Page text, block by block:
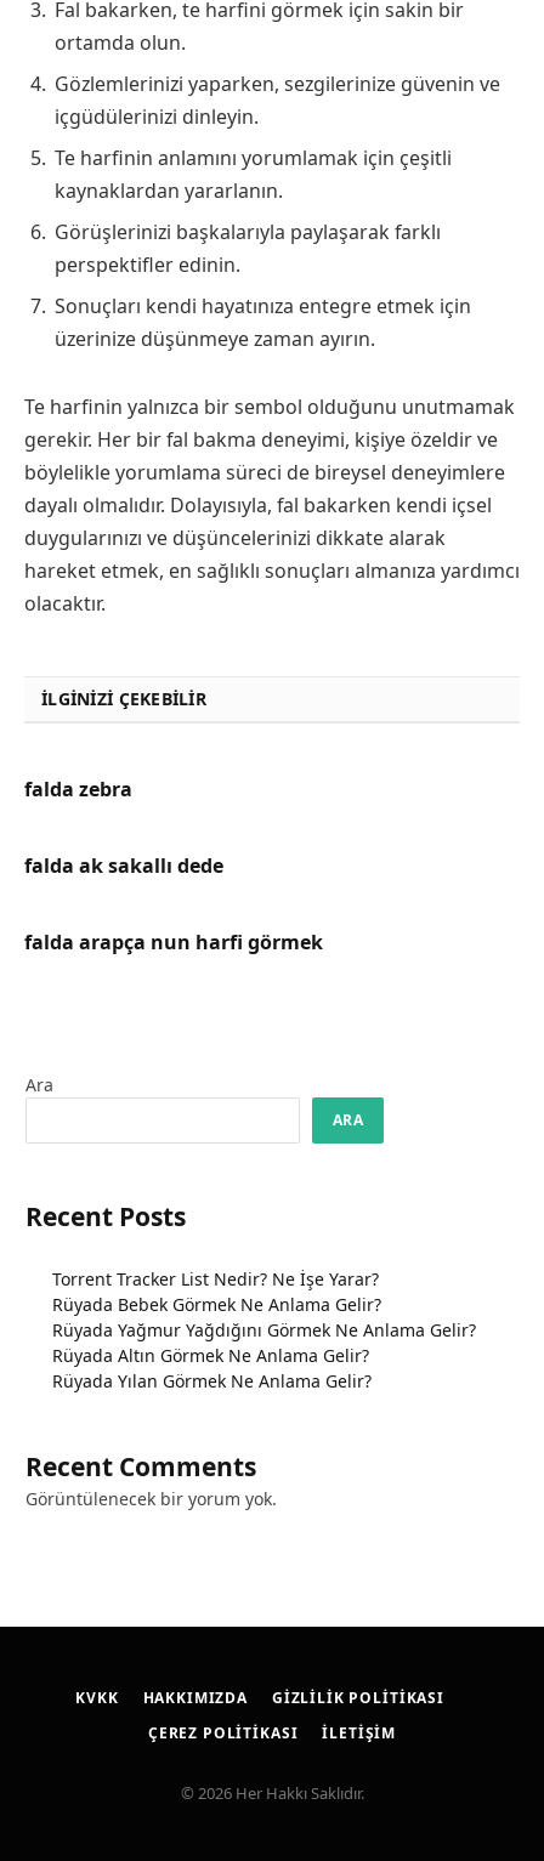
Fal bakarken, te harfini görmek için sakin bir
ortamda olun.
Gözlemlerinizi yaparken, sezgilerinize güvenin ve
içgüdülerinizi dinleyin.
Te harfinin anlamını yorumlamak için çeşitli
kaynaklardan yararlanın.
Görüşlerinizi başkalarıyla paylaşarak farklı
perspektifler edinin.
Sonuçları kendi hayatınıza entegre etmek için
üzerinize düşünmeye zaman ayırın.
Te harfinin yalnızca bir sembol olduğunu unutmamak
gerekir. Her bir fal bakma deneyimi, kişiye özeldir ve
böylelikle yorumlama süreci de bireysel deneyimlere
dayalı olmalıdır. Dolayısıyla, fal bakarken kendi içsel
duygularınızı ve düşüncelerinizi dikkate alarak
hareket etmek, en sağlıklı sonuçları almanıza yardımcı
olacaktır.
İLGINIZI ÇEKEBILIR
falda zebra
falda ak sakallı dede
falda arapça nun harfi görmek
Ara
ARA
Recent Posts
Torrent Tracker List Nedir? Ne İşe Yarar?
Rüyada Bebek Görmek Ne Anlama Gelir?
Rüyada Yağmur Yağdığını Görmek Ne Anlama Gelir?
Rüyada Altın Görmek Ne Anlama Gelir?
Rüyada Yılan Görmek Ne Anlama Gelir?
Recent Comments
Görüntülenecek bir yorum yok.
KVKK HAKKIMIZDA
GIZLILIK POLITIKASI
ÇEREZ POLITIKASI
İLETIŞIM
© 2026 Her Hakkı Saklıdır.